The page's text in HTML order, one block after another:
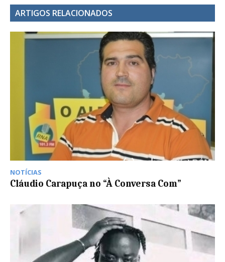
ARTIGOS RELACIONADOS
NOTÍCIAS
Cláudio Carapuça no “À Conversa Com”